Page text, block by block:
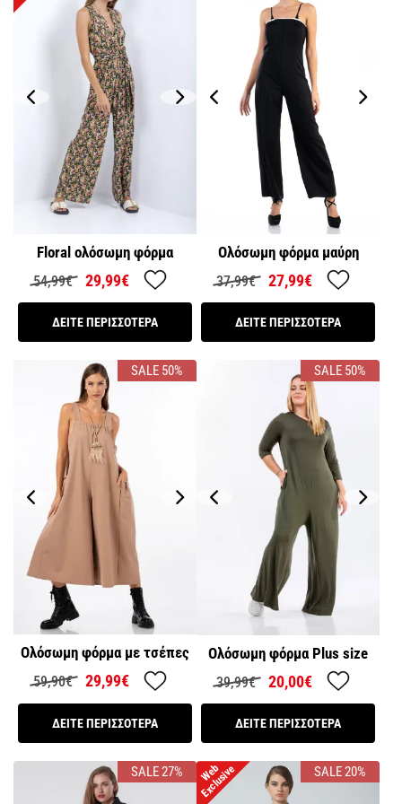
Floral ολόσωμη φόρμα
54,99€ 29,99€
ΔΕΙΤΕ ΠΕΡΙΣΣΟΤΕΡΑ
Ολόσωμη φόρμα μαύρη
37,99€ 27,99€
ΔΕΙΤΕ ΠΕΡΙΣΣΟΤΕΡΑ
SALE 50%
Ολόσωμη φόρμα με τσέπες
59,90€ 29,99€
ΔΕΙΤΕ ΠΕΡΙΣΣΟΤΕΡΑ
SALE 50%
Ολόσωμη φόρμα Plus size
39,99€ 20,00€
ΔΕΙΤΕ ΠΕΡΙΣΣΟΤΕΡΑ
SALE 27% W
e
b
E
x
c
l
u
s
i
v
e SALE 20%